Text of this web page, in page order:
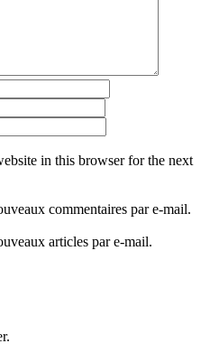
in this browser for the next
commentaires par e-mail.
articles par e-mail.